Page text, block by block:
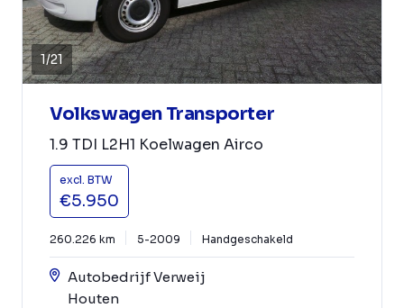
1/21
Volkswagen Transporter
1.9 TDI L2H1 Koelwagen Airco
excl. BTW
€5.950
260.226 km 5-2009 Handgeschakeld
Autobedrijf Verweij
Houten